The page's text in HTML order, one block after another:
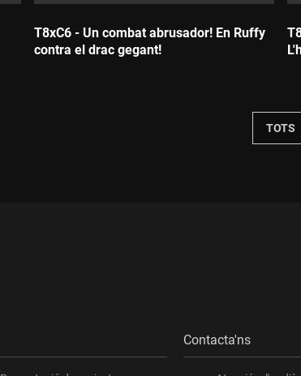
T8xC6 - Un combat abrusador! En Ruffy
contra el drac gegant!
TOTS
Contacta'ns